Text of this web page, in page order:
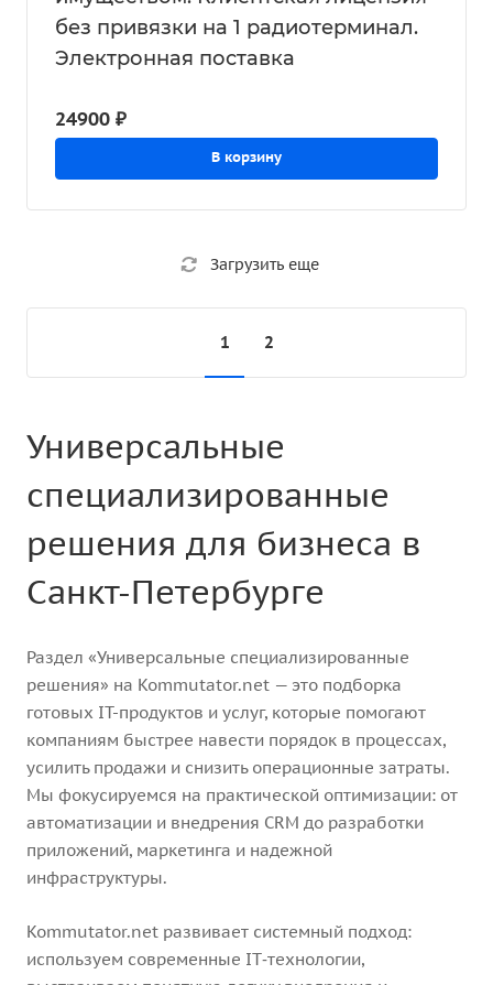
без привязки на 1 радиотерминал.
Электронная поставка
24900 ₽
В корзину
Загрузить еще
1 2
Универсальные
специализированные
решения для бизнеса в
Санкт-Петербурге
Раздел «Универсальные специализированные
решения» на Kommutator.net — это подборка
готовых IT-продуктов и услуг, которые помогают
компаниям быстрее навести порядок в процессах,
усилить продажи и снизить операционные затраты.
Мы фокусируемся на практической оптимизации: от
автоматизации и внедрения CRM до разработки
приложений, маркетинга и надежной
инфраструктуры.
Kommutator.net развивает системный подход:
используем современные IT‑технологии,